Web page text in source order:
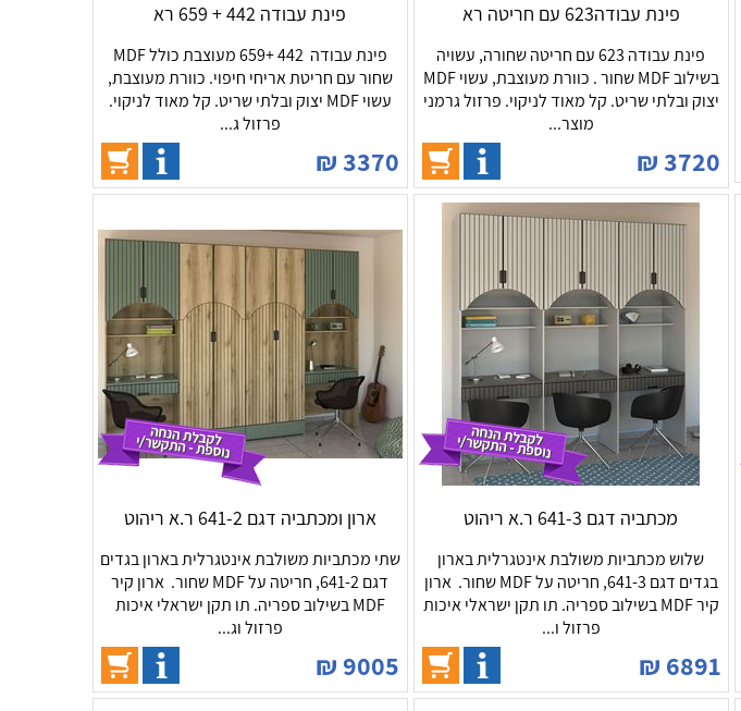
פינת עבודה623 עם חריטה רא
פינת עבודה 623 עם חריטה שחורה, עשויה
בשילוב MDF שחור . כוורת מעוצבת, עשוי MDF
יצוק ובלתי שריט. קל מאוד לניקוי. פרזול גרמני
מוצר...
3720
₪
פינת עבודה 442 + 659 רא
פינת עבודה 442 +659 מעוצבת כולל MDF
שחור עם חריטת אריחי חיפוי. כוורת מעוצבת,
עשוי MDF יצוק ובלתי שריט. קל מאוד לניקוי.
פרזול ג...
3370
₪
מכתביה דגם 641-3 ר.א ריהוט
שלוש מכתביות משולבת אינטגרלית בארון
בגדים דגם 641-3, חריטה על MDF שחור. ארון
קיר MDF בשילוב ספריה. תו תקן ישראלי איכות
פרזול ו...
6891
₪
ארון ומכתביה דגם 641-2 ר.א ריהוט
שתי מכתביות משולבת אינטגרלית בארון בגדים
דגם 641-2, חריטה על MDF שחור. ארון קיר
MDF בשילוב ספריה. תו תקן ישראלי איכות
פרזול וג...
9005
₪